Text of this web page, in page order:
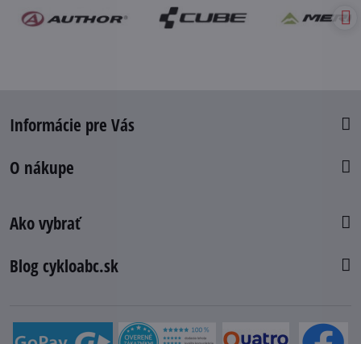
Informácie pre Vás
O nákupe
Ako vybrať
Blog cykloabc.sk